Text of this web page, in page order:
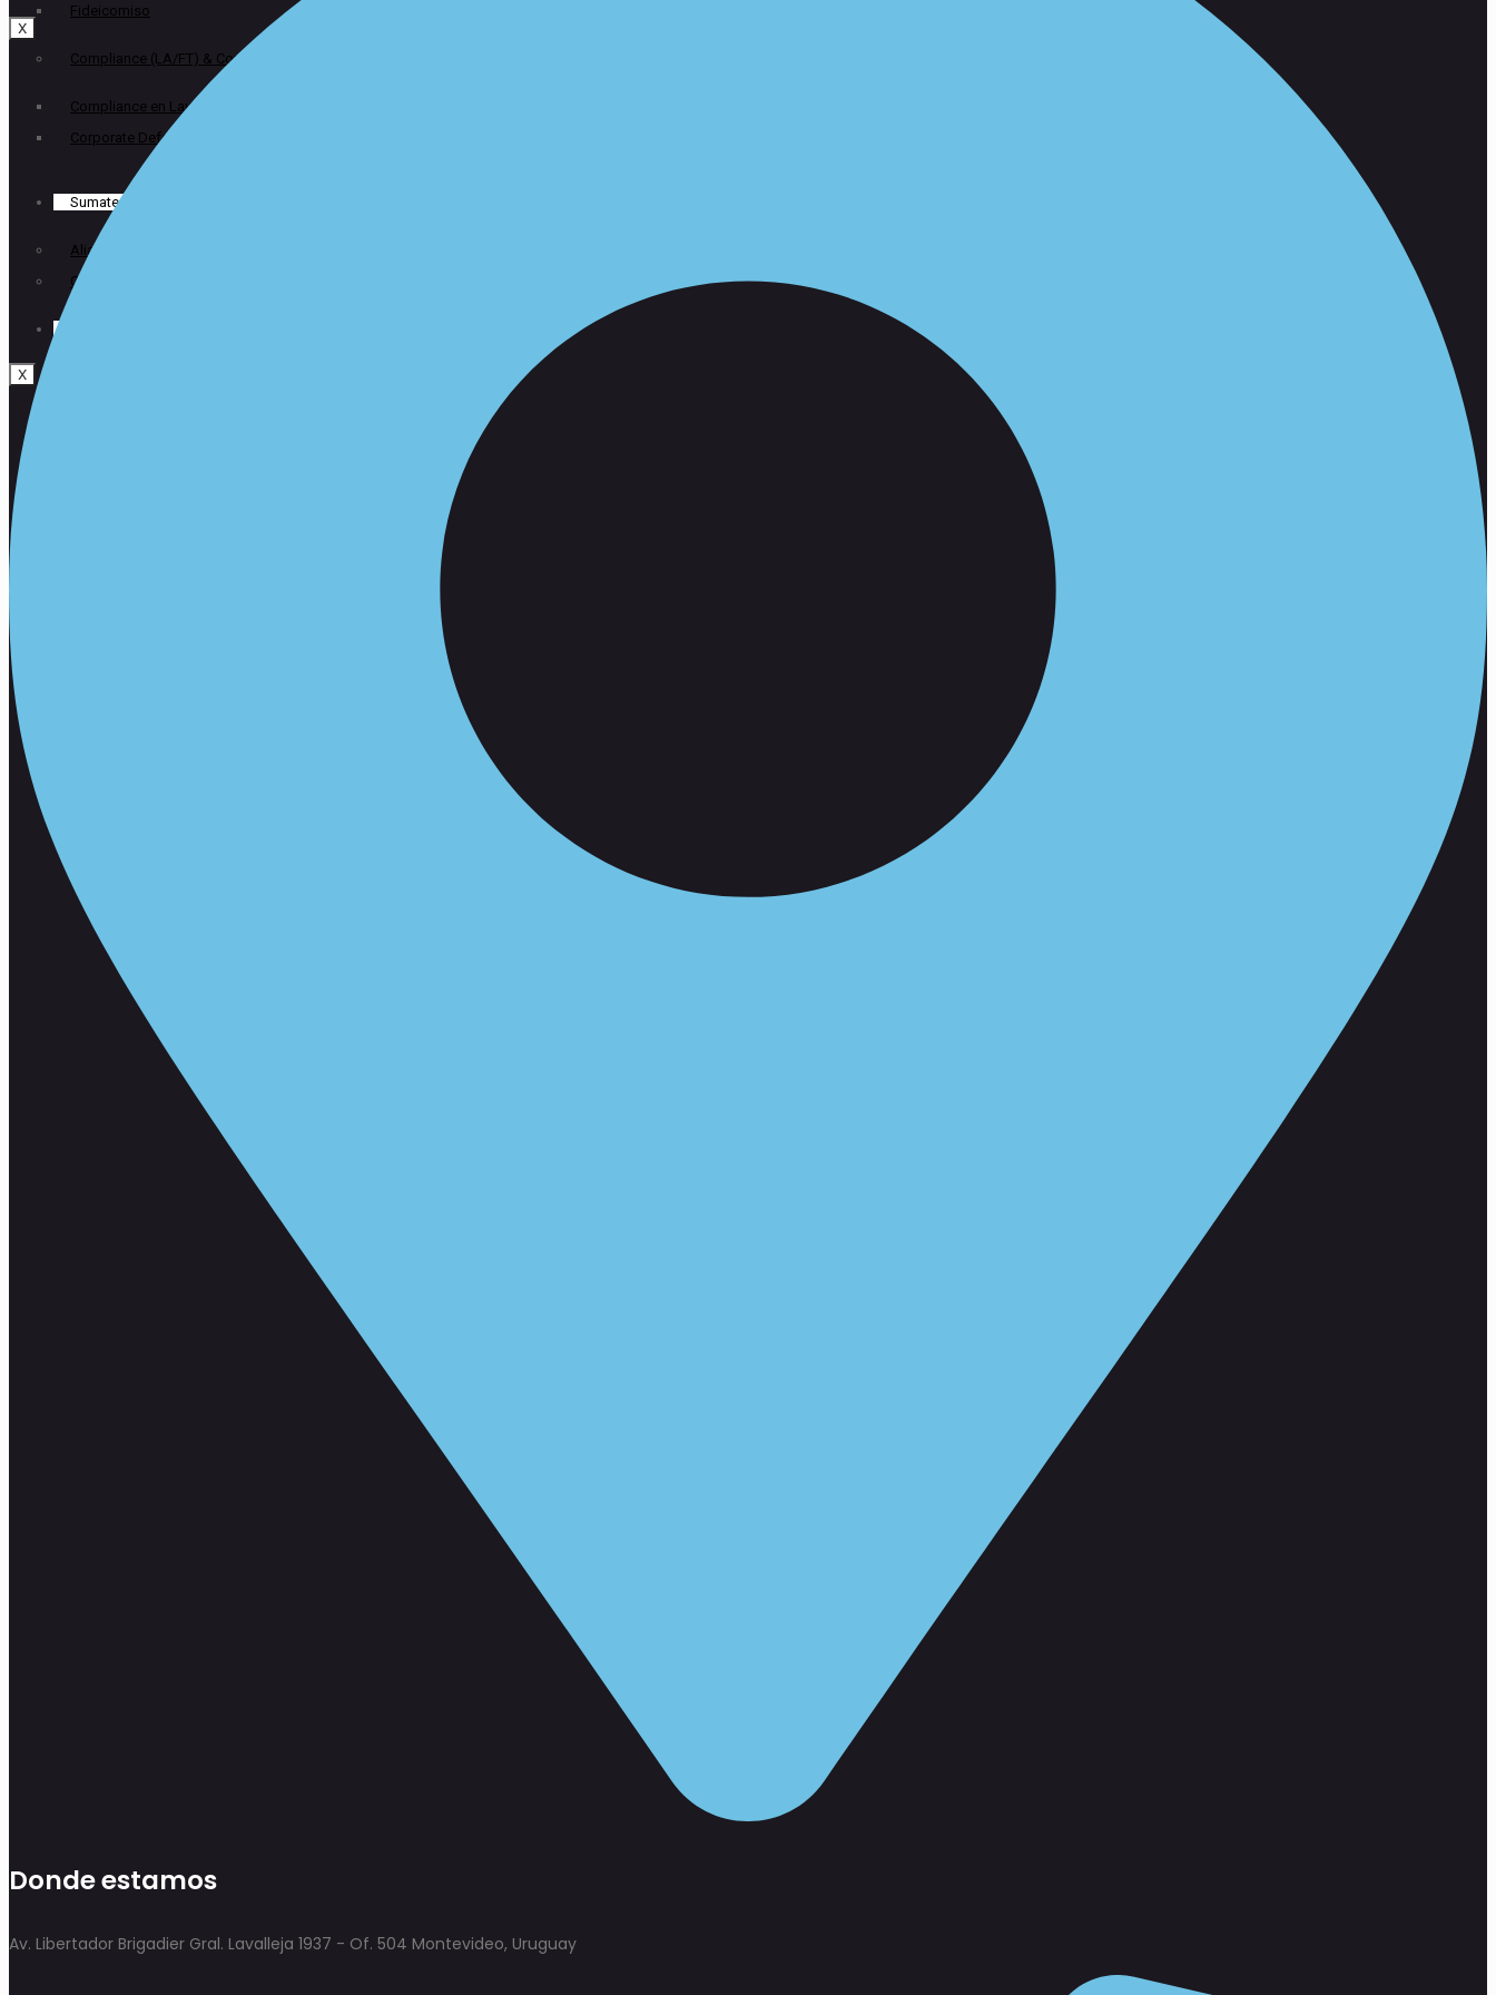
X
Fideicomiso
Compliance (LA/FT) & Corporate Defense
Compliance en Lavado de Activos y Financiación del Terrorismo
Corporate Defense
Sumate a LVA
Alianzas
Oportunidades laborales
X
Donde estamos
Av. Libertador Brigadier Gral. Lavalleja 1937 - Of. 504 Montevideo, Uruguay